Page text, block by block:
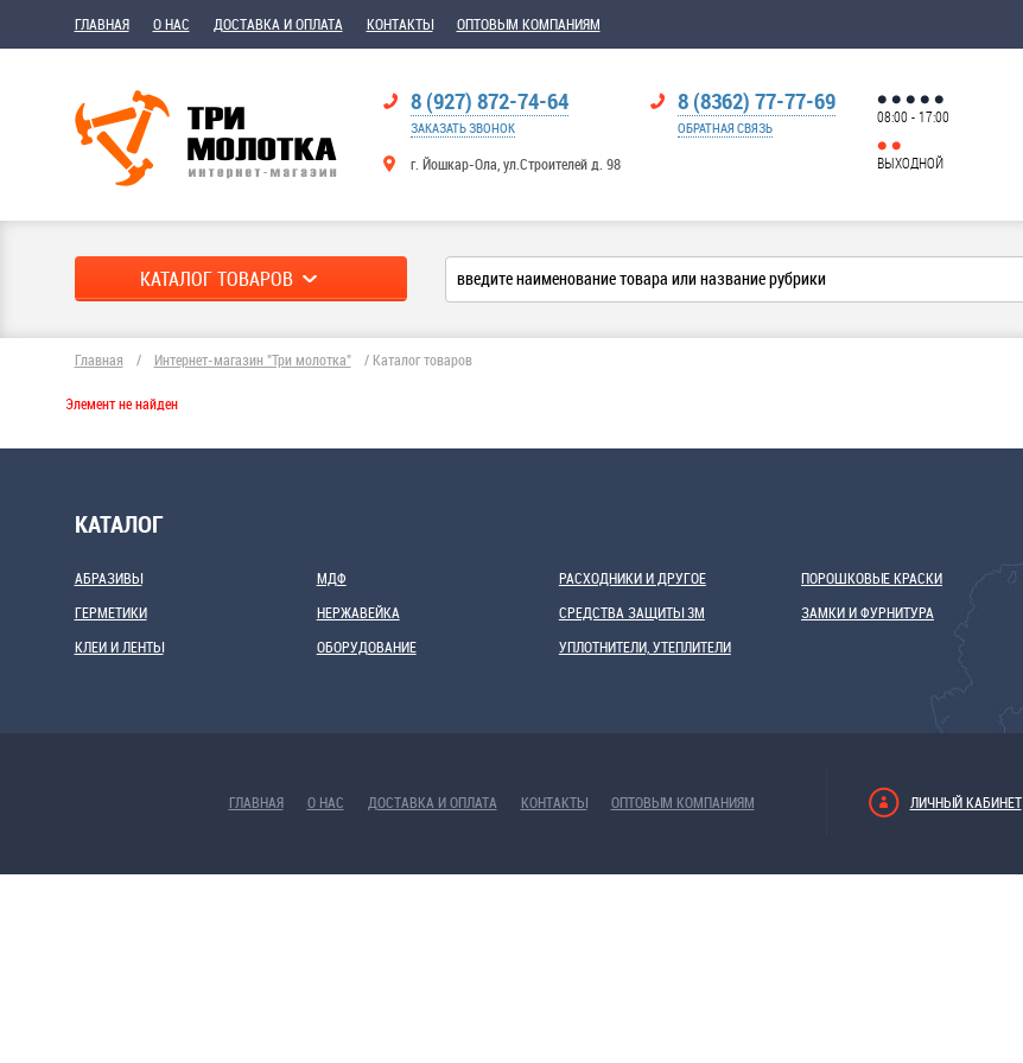
ГЛАВНАЯ О НАС ДОСТАВКА И ОПЛАТА КОНТАКТЫ ОПТОВЫМ КОМПАНИЯМ
8 (927) 872-74-64
ЗАКАЗАТЬ ЗВОНОК
г. Йошкар-Ола, ул.Строителей д. 98
8 (8362) 77-77-69
ОБРАТНАЯ СВЯЗЬ
08:00 - 17:00
ВЫХОДНОЙ
КАТАЛОГ ТОВАРОВ
Главная / Интернет-магазин "Три молотка" / Каталог товаров
Элемент не найден
КАТАЛОГ
АБРАЗИВЫ
ГЕРМЕТИКИ
КЛЕИ И ЛЕНТЫ
МДФ
НЕРЖАВЕЙКА
ОБОРУДОВАНИЕ
РАСХОДНИКИ И ДРУГОЕ
СРЕДСТВА ЗАЩИТЫ 3М
УПЛОТНИТЕЛИ, УТЕПЛИТЕЛИ
ПОРОШКОВЫЕ КРАСКИ
ЗАМКИ И ФУРНИТУРА
ГЛАВНАЯ О НАС ДОСТАВКА И ОПЛАТА КОНТАКТЫ ОПТОВЫМ КОМПАНИЯМ ЛИЧНЫЙ КАБИНЕТ